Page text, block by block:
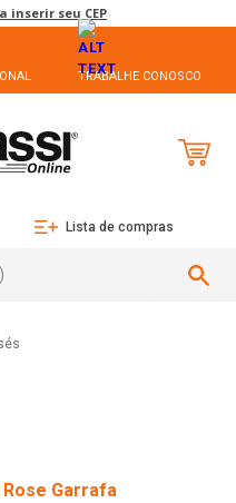
inserir seu CEP
TRABALHE CONOSCO
Lista de compras
Garrafa